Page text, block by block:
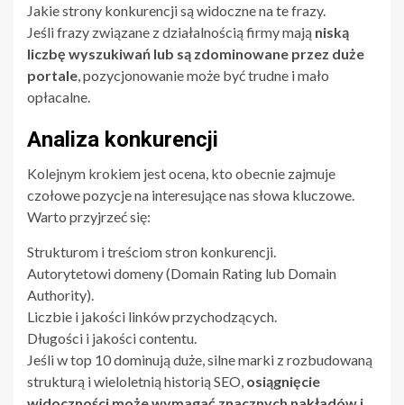
Jakie strony konkurencji są widoczne na te frazy.
Jeśli frazy związane z działalnością firmy mają niską
liczbę wyszukiwań lub są zdominowane przez duże
portale , pozycjonowanie może być trudne i mało
opłacalne.
Analiza konkurencji
Kolejnym krokiem jest ocena, kto obecnie zajmuje
czołowe pozycje na interesujące nas słowa kluczowe.
Warto przyjrzeć się:
Strukturom i treściom stron konkurencji.
Autorytetowi domeny (Domain Rating lub Domain
Authority).
Liczbie i jakości linków przychodzących.
Długości i jakości contentu.
Jeśli w top 10 dominują duże, silne marki z rozbudowaną
strukturą i wieloletnią historią SEO, osiągnięcie